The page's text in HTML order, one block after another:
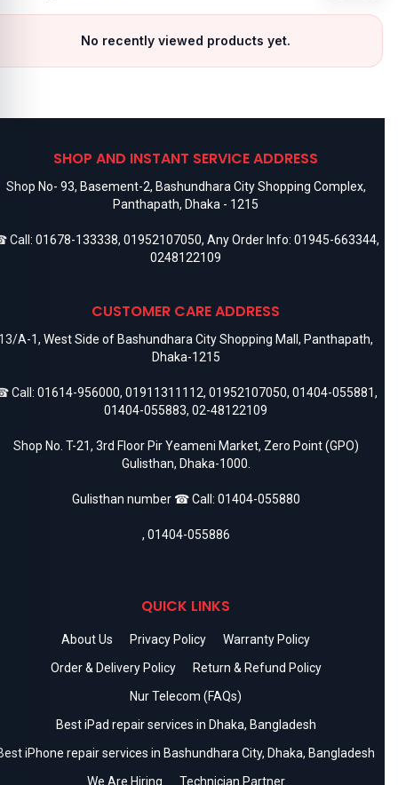
No recently viewed products yet.
SHOP AND INSTANT SERVICE ADDRESS
Shop No- 93, Basement-2, Bashundhara City Shopping Complex,
Panthapath, Dhaka - 1215
Call: 01678-133338, 01952107050, Any Order Info: 01945-663344,
0248122109
CUSTOMER CARE ADDRESS
A-1, West Side of Bashundhara City Shopping Mall, Panthapath,
Dhaka-1215
Call: 01614-956000, 01911311112, 01952107050, 01404-055881,
01404-055883, 02-48122109
Shop No. T-21, 3rd Floor Pir Yeameni Market, Zero Point (GPO)
Gulisthan, Dhaka-1000.
Gulisthan number ☎ Call: 01404-055880
, 01404-055886
QUICK LINKS
About Us Privacy Policy
Warranty Policy
Order & Delivery Policy
Return & Refund Policy
Nur Telecom (FAQs)
Best iPad repair services in Dhaka, Bangladesh
iPhone repair services in Bashundhara City, Dhaka, Bangladesh
We Are Hiring
Technician Partner